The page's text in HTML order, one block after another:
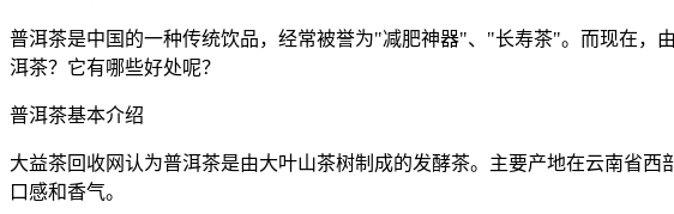
普洱茶是中国的一种传统饮品，经常被誉为"减肥神器"、"长寿茶"。而现在，
洱茶？它有哪些好处呢？
普洱茶基本介绍
大益茶回收网认为普洱茶是由大叶山茶树制成的发酵茶。主要产地在云南省
口感和香气。